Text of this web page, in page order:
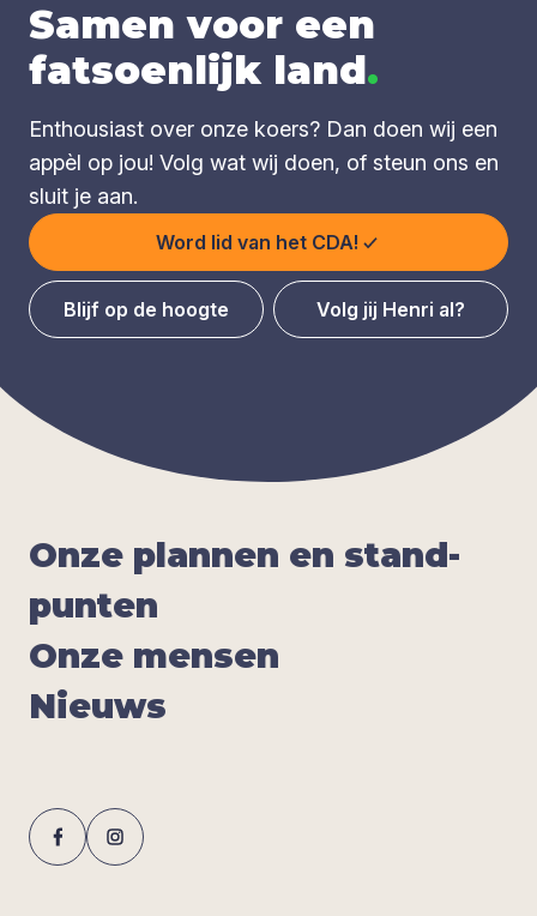
Samen voor een
fatsoenlijk land.
Enthousiast over onze koers? Dan doen wij een
appèl op jou! Volg wat wij doen, of steun ons en
sluit je aan.
Word lid van het CDA!
Blijf op de hoogte Volg jij Henri al?
Onze plan­nen en stand­
pun­ten
Onze men­sen
Nieuws